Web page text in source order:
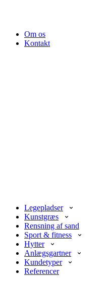
Om os
Kontakt
Legepladser
Kunstgræs
Rensning af sand
Sport & fitness
Hytter
Anlægsgartner
Kundetyper
Referencer